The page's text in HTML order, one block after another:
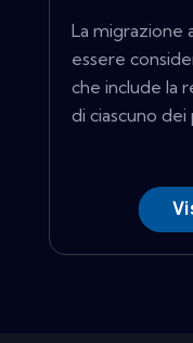
La migrazione
essere
che include la
di ciascuno dei